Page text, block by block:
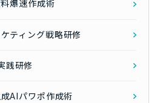
爆速作成術
ティング戦略研修
践研修
AIパワポ作成術